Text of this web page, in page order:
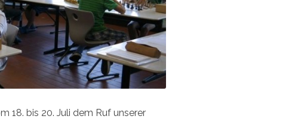
18. bis 20. Juli dem Ruf unserer